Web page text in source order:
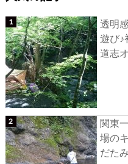
透明
遊び♪
道志
関東
場の
だた